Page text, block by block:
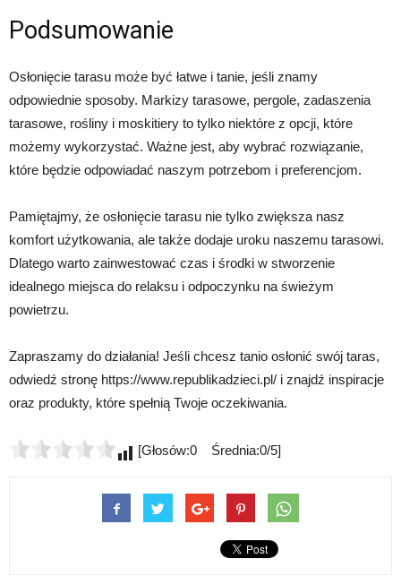
Podsumowanie
Osłonięcie tarasu może być łatwe i tanie, jeśli znamy
odpowiednie sposoby. Markizy tarasowe, pergole, zadaszenia
tarasowe, rośliny i moskitiery to tylko niektóre z opcji, które
możemy wykorzystać. Ważne jest, aby wybrać rozwiązanie,
które będzie odpowiadać naszym potrzebom i preferencjom.
Pamiętajmy, że osłonięcie tarasu nie tylko zwiększa nasz
komfort użytkowania, ale także dodaje uroku naszemu tarasowi.
Dlatego warto zainwestować czas i środki w stworzenie
idealnego miejsca do relaksu i odpoczynku na świeżym
powietrzu.
Zapraszamy do działania! Jeśli chcesz tanio osłonić swój taras,
odwiedź stronę https://www.republikadzieci.pl/ i znajdź inspiracje
oraz produkty, które spełnią Twoje oczekiwania.
[Głosów:0 Średnia:0/5]